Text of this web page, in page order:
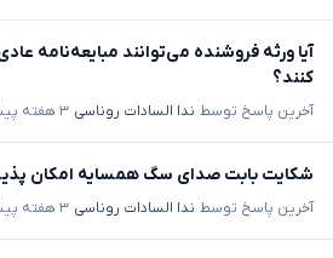
آیا ورثه فروشنده می‌توانند مبایعه‌نامه
کنند؟
آخرین پاسخ توسط ندا السادات روناسی ۳ هفته پیش
شکایت بابت صدای سگ همسایه امکان
آخرین پاسخ توسط ندا السادات روناسی ۳ هفته پیش